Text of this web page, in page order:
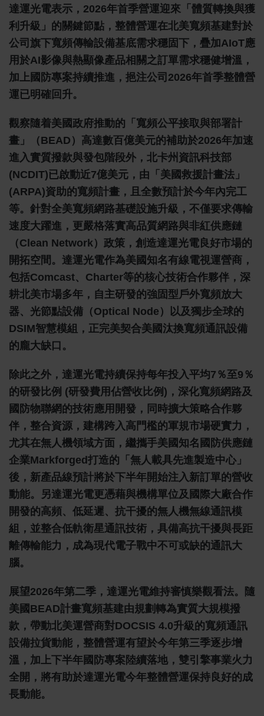
達運光電表示，2026年首季營運迎來「體質轉換與獲
利升級」的關鍵節點，整體營運在北美寬頻基建對於
公司旗下寬頻傳輸設備基底需求穩固下，疊加AIoT應
用於AI影像與熱顯像產品相關之訂單需求穩健增溫，
加上國防專案持續推進，挹注公司2026年首季整體營
運已明確回升。
觀察隨着美國政府推動的「寬頻公平接取與部署計
畫」（BEAD）高達數百億美元的補助於2026年加速
進入實質撥款與發包階段外，北卡州資訊科技部
(NCDIT)已啟動近7億美元，由「美國救援計畫法」
(ARPA)資助的寬頻計畫，且全數預計於今年內完工
等。針對全美寬頻網路基礎設施升級，不僅要求傳輸
速度大躍進，更嚴格落實高品質網路與非紅供應鏈
（Clean Network）政策，創造達運光電良好市場的
開拓空間。達運光電作為美國知名有線電視運營商，
包括Comcast、Charter等的核心技術合作夥伴，深
耕北美市場多年，自主研發的強固型戶外寬頻放大
器、光節點設備（Optical Node）以及獨步全球的
DSIM智慧模組，正完美契合美國汰換寬頻通訊設備
的龐大缺口。
除此之外，達運光電持續保持每年投入平均7％至9％
的研發比例 (研發費用佔營收比例)，深化寬頻網路及
國防物聯網的技術應用開發，同時擴大策略合作夥
伴，整合資源，建構跨入高門檻的軍規市場硬實力，
尤其在無人機領域方面，繼攜手美國知名國防供應鏈
企業Markforged打造的「無人載具先進製造中心」
後，新產品線預計將於下半年開始注入新訂單的營收
動能。另達運光電更憑藉與機構單位及國際大廠合作
開發的高頻、低延遲、抗干擾的無人機無線通訊模
組，並整合低軌衛星通訊技術，具備高抗干擾與長距
離傳輸能力，成為現代電子戰中不可或缺的通訊大
腦。
展望2026年第二季，達運光電維持審慎樂觀看法。隨
美國BEAD計畫寬頻基建由規劃轉為實質大規模撥
款，帶動北美運營商對DOCSIS 4.0升級的寬頻通訊
設備拉貨動能，整體營運有望於今年第三季逐步增
溫，加上下半年國防專案陸續落地，雙引擎事業火力
全開，將有助於達運光電今年整體營運保持良好的成
長動能。